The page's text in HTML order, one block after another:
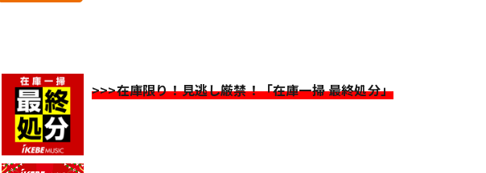
>>>在庫限り！見逃し厳禁！「在庫一掃 最終処分」